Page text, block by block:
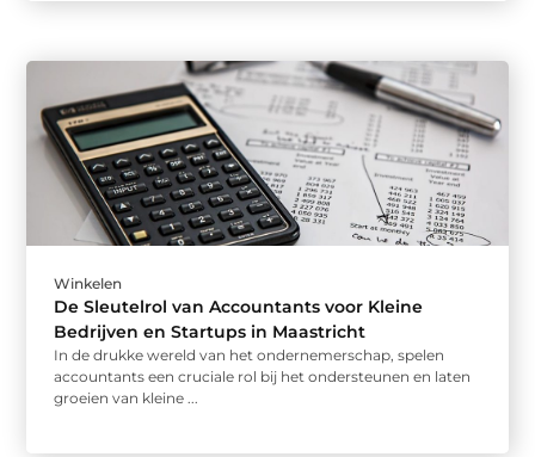
Winkelen
De Sleutelrol van Accountants voor Kleine
Bedrijven en Startups in Maastricht
In de drukke wereld van het ondernemerschap, spelen
accountants een cruciale rol bij het ondersteunen en laten
groeien van kleine ...